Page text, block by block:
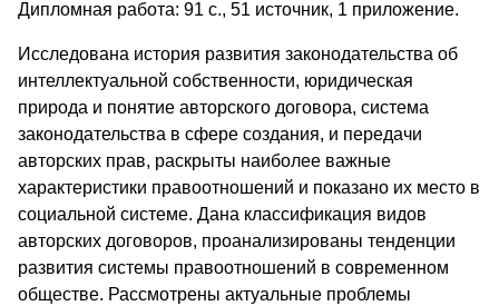
Дипломная работа: 91 с., 51 источник, 1 приложение.
Исследована история развития законодательства об
интеллектуальной собственности, юридическая
природа и понятие авторского договора, система
законодательства в сфере создания, и передачи
авторских прав, раскрыты наиболее важные
характеристики правоотношений и показано их место в
социальной системе. Дана классификация видов
авторских договоров, проанализированы тенденции
развития системы правоотношений в современном
обществе. Рассмотрены актуальные проблемы